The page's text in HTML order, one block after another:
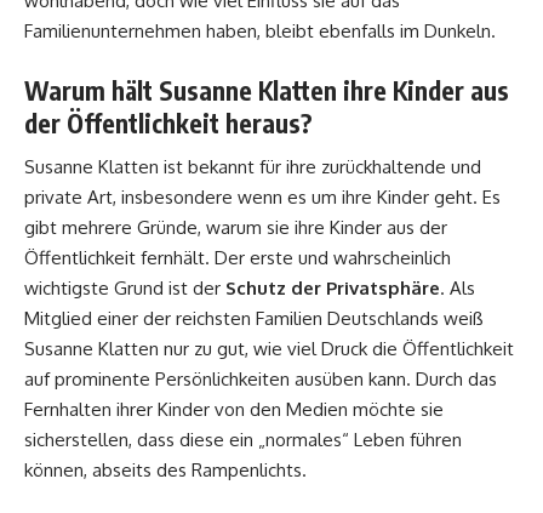
Familienunternehmen haben, bleibt ebenfalls im Dunkeln.
Warum hält Susanne Klatten ihre Kinder aus
der Öffentlichkeit heraus?
Susanne Klatten ist bekannt für ihre zurückhaltende und
private Art, insbesondere wenn es um ihre Kinder geht. Es
gibt mehrere Gründe, warum sie ihre Kinder aus der
Öffentlichkeit fernhält. Der erste und wahrscheinlich
wichtigste Grund ist der Schutz der Privatsphäre. Als
Mitglied einer der reichsten Familien Deutschlands weiß
Susanne Klatten nur zu gut, wie viel Druck die Öffentlichkeit
auf prominente Persönlichkeiten ausüben kann. Durch das
Fernhalten ihrer Kinder von den Medien möchte sie
sicherstellen, dass diese ein „normales“ Leben führen
können, abseits des Rampenlichts.